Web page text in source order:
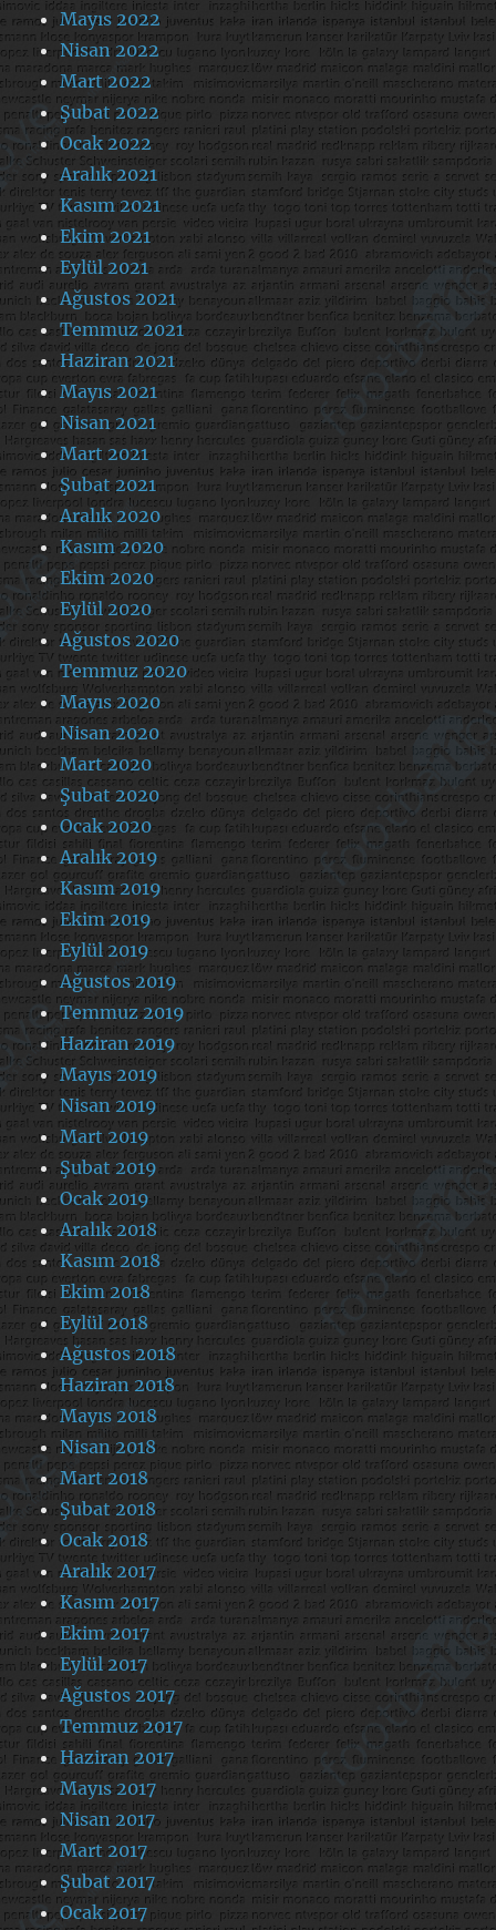
Mayıs 2022
Nisan 2022
Mart 2022
Şubat 2022
Ocak 2022
Aralık 2021
Kasım 2021
Ekim 2021
Eylül 2021
Ağustos 2021
Temmuz 2021
Haziran 2021
Mayıs 2021
Nisan 2021
Mart 2021
Şubat 2021
Aralık 2020
Kasım 2020
Ekim 2020
Eylül 2020
Ağustos 2020
Temmuz 2020
Mayıs 2020
Nisan 2020
Mart 2020
Şubat 2020
Ocak 2020
Aralık 2019
Kasım 2019
Ekim 2019
Eylül 2019
Ağustos 2019
Temmuz 2019
Haziran 2019
Mayıs 2019
Nisan 2019
Mart 2019
Şubat 2019
Ocak 2019
Aralık 2018
Kasım 2018
Ekim 2018
Eylül 2018
Ağustos 2018
Haziran 2018
Mayıs 2018
Nisan 2018
Mart 2018
Şubat 2018
Ocak 2018
Aralık 2017
Kasım 2017
Ekim 2017
Eylül 2017
Ağustos 2017
Temmuz 2017
Haziran 2017
Mayıs 2017
Nisan 2017
Mart 2017
Şubat 2017
Ocak 2017